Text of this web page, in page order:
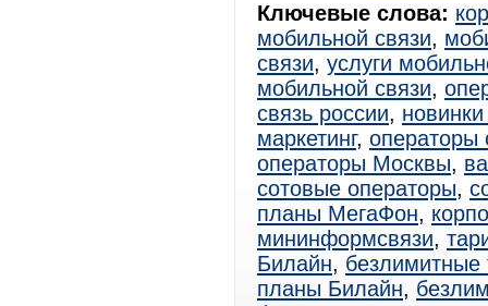
Ключевые слова:
мобильной связи,
связи, услуги
мобильной связи,
связь россии,
маркетинг, операторы
операторы Москвы,
сотовые операторы,
планы МегаФон,
мининформсвязи,
Билайн,
планы Билайн,